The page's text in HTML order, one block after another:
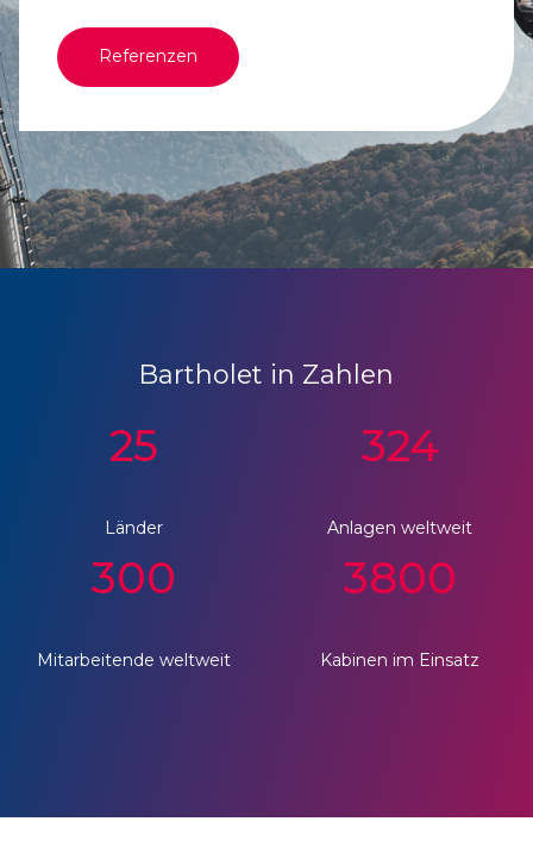
Referenzen
Bartholet in Zahlen
25
Länder
324
Anlagen weltweit
300
Mitarbeitende weltweit
3800
Kabinen im Einsatz